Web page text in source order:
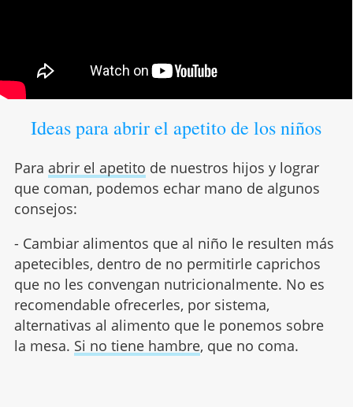
Ideas para abrir el apetito de los niños
Para abrir el apetito de nuestros hijos y lograr
que coman, podemos echar mano de algunos
consejos:
- Cambiar alimentos que al niño le resulten más
apetecibles, dentro de no permitirle caprichos
que no les convengan nutricionalmente. No es
recomendable ofrecerles, por sistema,
alternativas al alimento que le ponemos sobre
la mesa. Si no tiene hambre, que no coma.